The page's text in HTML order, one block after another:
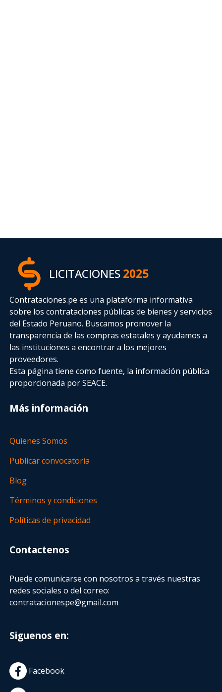
LICITACIONES2025
Contrataciones.pe es una plataforma informativa
sobre los contrataciones públicas de bienes y servicios
del Estado Peruano. Buscamos promover la
transparencia de las compras estatalesy ayudamos a
las instituciones a encontrar a los mejores
proveedores.
Esta página tiene como fuente, la información pública
proporcionada por SEACE.
Más información
Quienes Somos
Publicar convocatoria
Blog
Términos y condiciones
Políticas de privacidad
Contactenos
Puede comunicarse con nosotros a través nuestras
redes sociales o del correo:
contratacionespe@gmail.com
Siguenos en:
Facebook